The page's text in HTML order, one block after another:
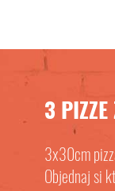
3 PIZZE
3x30cm
Objednaj si